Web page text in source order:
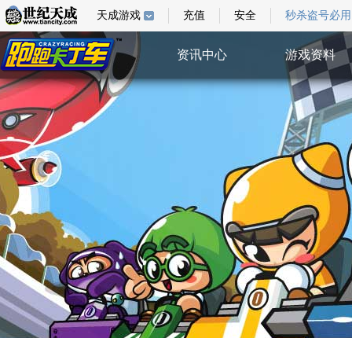
天成游戏 充值 安全 秒杀盗号必用
资讯中心 游戏资料
综合新闻
游戏指南
游戏壁纸
视频中心
特权验证